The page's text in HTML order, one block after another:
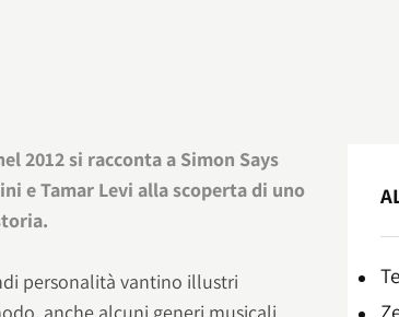
2012 si racconta a Simon Says
e Tamar Levi alla scoperta di uno
personalità vantino illustri
anche alcuni generi musicali